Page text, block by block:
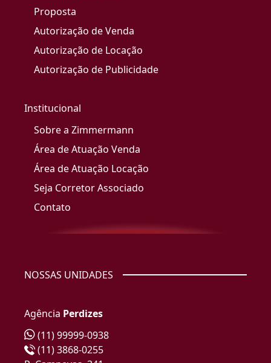
Proposta
Autorização de Venda
Autorização de Locação
Autorização de Publicidade
Institucional
Sobre a Zimmermann
Área de Atuação Venda
Área de Atuação Locação
Seja Corretor Associado
Contato
NOSSAS UNIDADES
Agência Perdizes
(11) 99999-0938
(11) 3868-0255